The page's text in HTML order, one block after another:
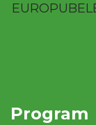
Program